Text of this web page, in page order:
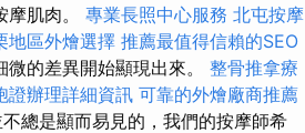
肌肉。 專業長照中心服務 北屯按摩
地區外燴選擇 推薦最值得信賴的SEO
的差異開始顯現出來。 整骨推拿療
證辦理詳細資訊 可靠的外燴廠商推薦
總是顯而易見的，我們的按摩師希